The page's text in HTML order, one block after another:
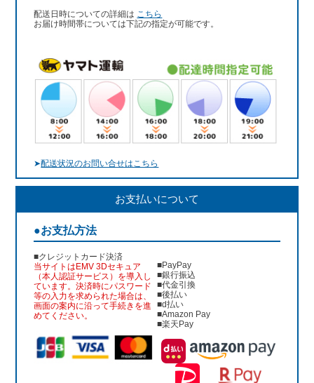
配送日時についての詳細は こちら
お届け時間帯については下記の指定が可能です。
➤配送状況のお問い合せはこちら
お支払いについて
●お支払方法
■クレジットカード決済
当サイトはEMV 3Dセキュア
（本人認証サービス）を導入し
ています。決済時にパスワード
等の入力を求められた場合は、
画面の案内に沿って手続きを進
めてください。
■PayPay
■銀行振込
■代金引換
■後払い
■d払い
■Amazon Pay
■楽天Pay